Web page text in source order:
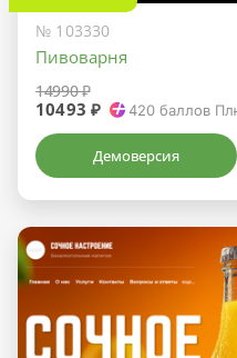
№ 103330
Пивоварня
14990 ₽
10493 ₽ 420 баллов
Демоверсия